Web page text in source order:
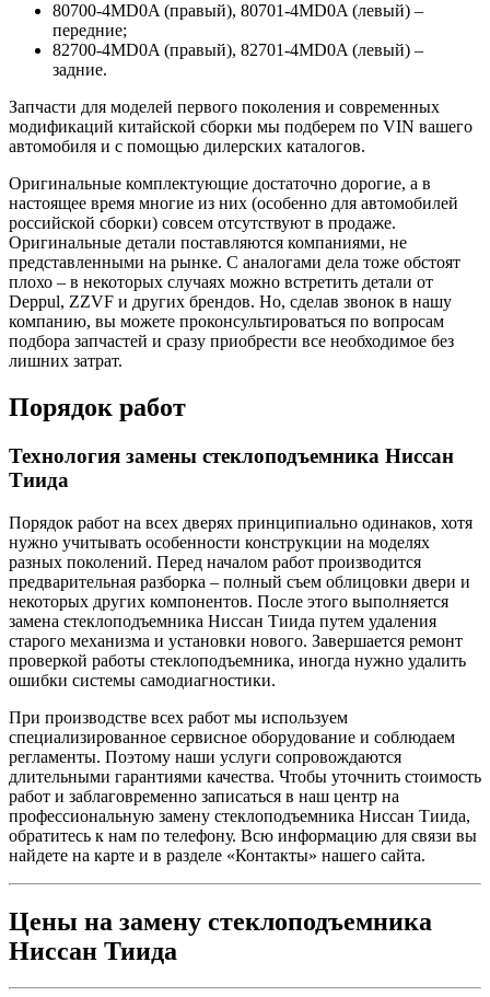
80700-4MD0A (правый), 80701-4MD0A (левый) –
передние;
82700-4MD0A (правый), 82701-4MD0A (левый) –
задние.
Запчасти для моделей первого поколения и современных
модификаций китайской сборки мы подберем по VIN вашего
автомобиля и с помощью дилерских каталогов.
Оригинальные комплектующие достаточно дорогие, а в
настоящее время многие из них (особенно для автомобилей
российской сборки) совсем отсутствуют в продаже.
Оригинальные детали поставляются компаниями, не
представленными на рынке. С аналогами дела тоже обстоят
плохо – в некоторых случаях можно встретить детали от
Deppul, ZZVF и других брендов. Но, сделав звонок в нашу
компанию, вы можете проконсультироваться по вопросам
подбора запчастей и сразу приобрести все необходимое без
лишних затрат.
Порядок работ
Технология замены стеклоподъемника Ниссан
Тиида
Порядок работ на всех дверях принципиально одинаков, хотя
нужно учитывать особенности конструкции на моделях
разных поколений. Перед началом работ производится
предварительная разборка – полный съем облицовки двери и
некоторых других компонентов. После этого выполняется
замена стеклоподъемника Ниссан Тиида путем удаления
старого механизма и установки нового. Завершается ремонт
проверкой работы стеклоподъемника, иногда нужно удалить
ошибки системы самодиагностики.
При производстве всех работ мы используем
специализированное сервисное оборудование и соблюдаем
регламенты. Поэтому наши услуги сопровождаются
длительными гарантиями качества. Чтобы уточнить стоимость
работ и заблаговременно записаться в наш центр на
профессиональную замену стеклоподъемника Ниссан Тиида,
обратитесь к нам по телефону. Всю информацию для связи вы
найдете на карте и в разделе «Контакты» нашего сайта.
Цены на замену стеклоподъемника
Ниссан Тиида